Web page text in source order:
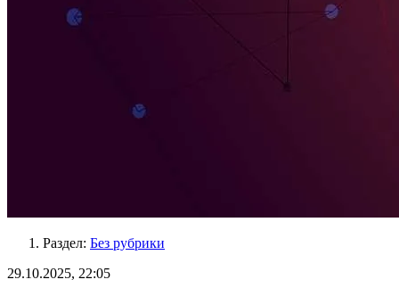
Раздел: Без рубрики
29.10.2025, 22:05